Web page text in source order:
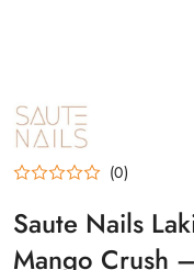
NAZWA
PRODUCENTA:
SAUTE
NAILS
(0)
Saute Nails
Mango Crush